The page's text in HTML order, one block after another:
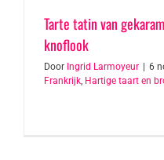
Tarte tatin van
knoflook
Door Ingrid Larmoyeur 6
Frankrijk, Hartige taart en